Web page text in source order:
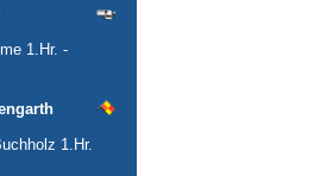
1.Hr. -
1.Hr.